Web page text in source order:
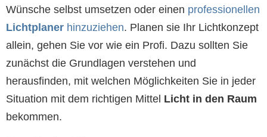
Wünsche selbst umsetzen oder einen professionellen
Lichtplaner hinzuziehen. Planen sie Ihr Lichtkonzept
allein, gehen Sie vor wie ein Profi. Dazu sollten Sie
zunächst die Grundlagen verstehen und
herausfinden, mit welchen Möglichkeiten Sie in jeder
Situation mit dem richtigen Mittel Licht in den Raum
bekommen.